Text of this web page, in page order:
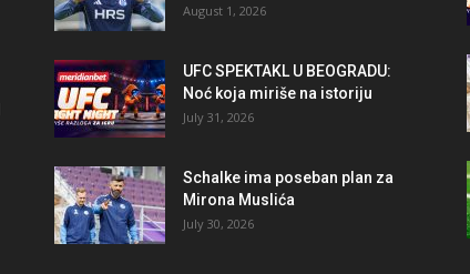
August 1, 2026
UFC SPEKTAKL U BEOGRADU:
Noć koja miriše na istoriju
July 31, 2026
Schalke ima poseban plan za
Mirona Muslića
July 30, 2026